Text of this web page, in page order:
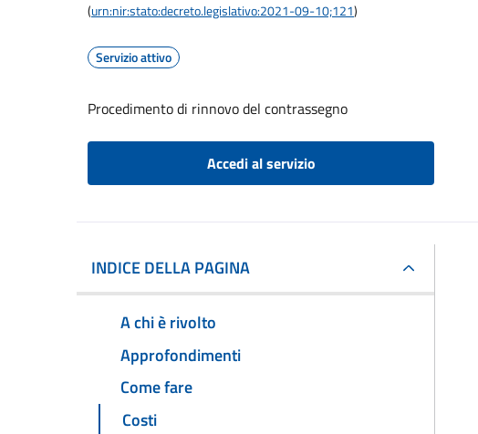
(urn:nir:stato:decreto.legislativo:2021-09-10;121)
Servizio attivo
Procedimento di rinnovo del contrassegno
Accedi al servizio
INDICE DELLA PAGINA
A chi è rivolto
Approfondimenti
Come fare
Costi